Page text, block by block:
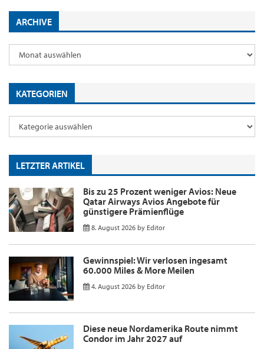
ARCHIVE
KATEGORIEN
LETZTER ARTIKEL
Bis zu 25 Prozent weniger Avios: Neue
Qatar Airways Avios Angebote für
günstigere Prämienflüge
8. August 2026 by Editor
Gewinnspiel: Wir verlosen ingesamt
60.000 Miles & More Meilen
4. August 2026 by Editor
Diese neue Nordamerika Route nimmt
Condor im Jahr 2027 auf